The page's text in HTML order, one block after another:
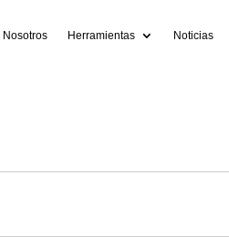
Nosotros Herramientas Noticias